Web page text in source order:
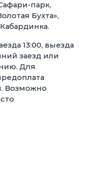
парк,
Бухта»,
13:00, выезда
заезд или
Для
Возможно